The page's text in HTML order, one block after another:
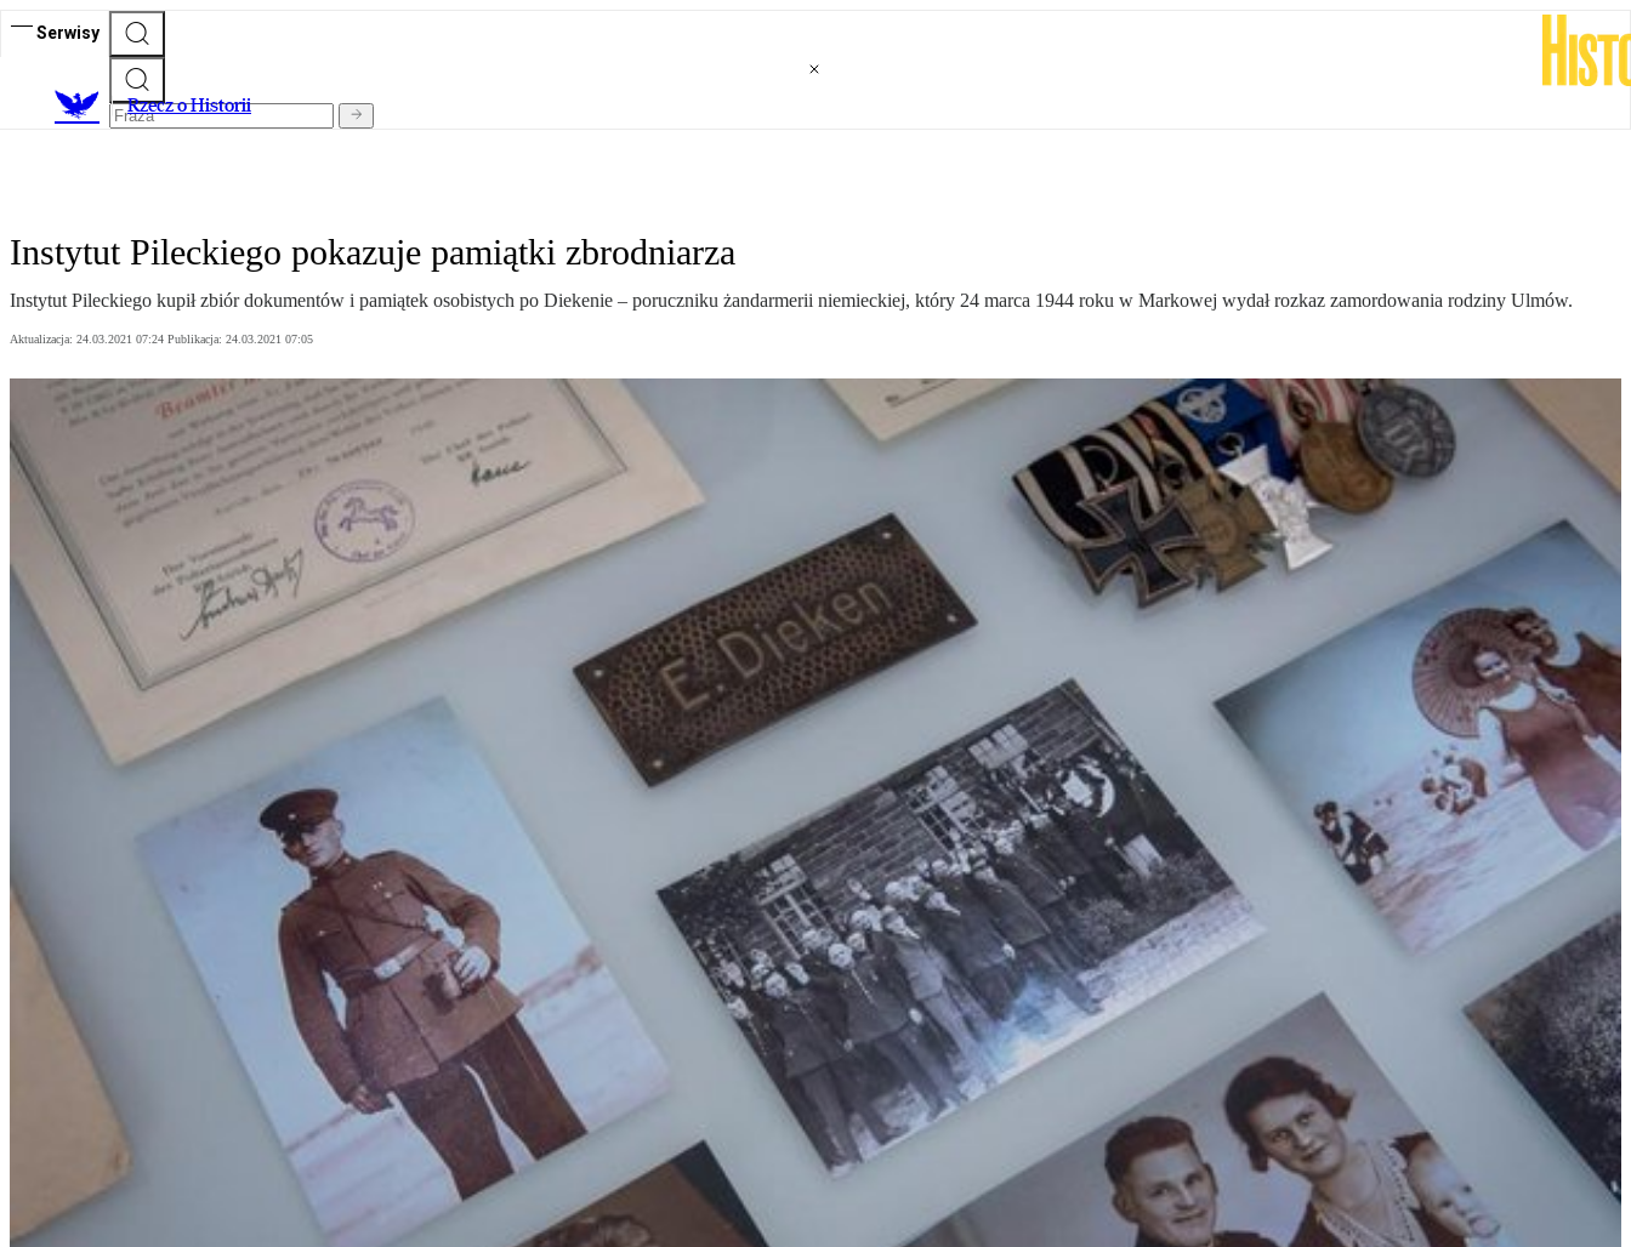
Serwisy
Rzecz o Historii
Instytut Pileckiego pokazuje pamiątki zbrodniarza
Instytut Pileckiego kupił zbiór dokumentów i pamiątek osobistych po Diekenie – poruczniku żandarmerii niemieckiej, który 24 marca 1944 roku w Markowej wydał rozkaz zamordowania rodziny Ulmów.
Aktualizacja: 24.03.2021 07:24 Publikacja: 24.03.2021 07:05